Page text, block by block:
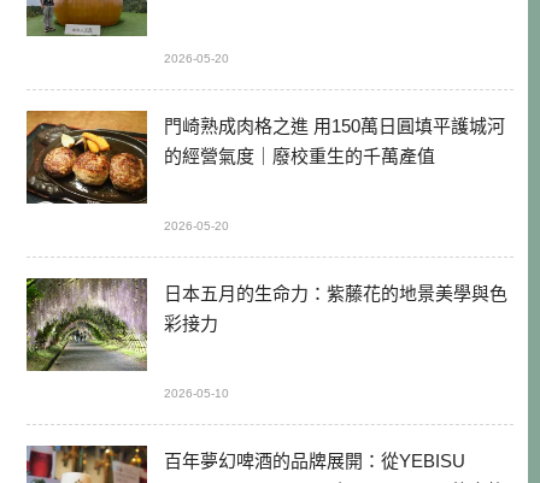
2026-05-20
門崎熟成肉格之進 用150萬日圓填平護城河
的經營氣度｜廢校重生的千萬產值
2026-05-20
日本五月的生命力：紫藤花的地景美學與色
彩接力
2026-05-10
百年夢幻啤酒的品牌展開：從YEBISU